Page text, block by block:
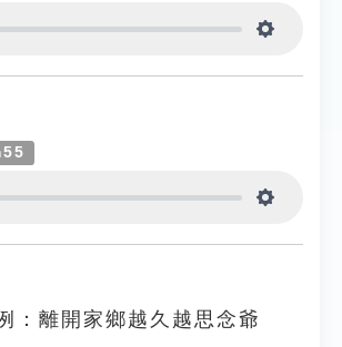
：離開家鄉越久越思念爺